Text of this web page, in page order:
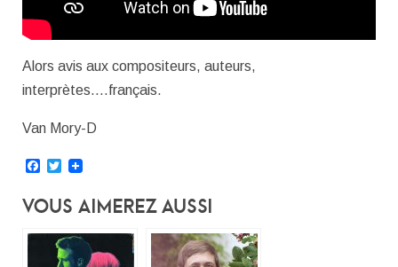
Alors avis aux compositeurs, auteurs,
interprètes….français.
Van Mory-D
Facebook
Twitter
Vous Aimerez Aussi